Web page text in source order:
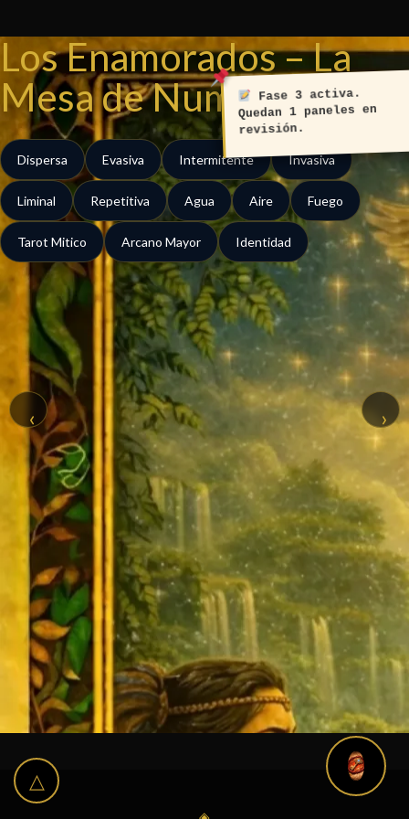
contenido
‹ ›
Los Enamorados – La
Mesa de Numa
Dispersa Evasiva Intermitente Invasiva
Liminal Repetitiva Agua Aire Fuego
Tarot Mitico Arcano Mayor Identidad
Fase 3 activa.
Quedan 1 paneles en
revisión.
△